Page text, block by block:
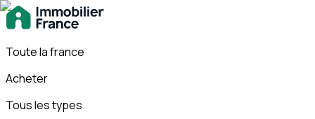
Toute la france
Acheter
Tous les types